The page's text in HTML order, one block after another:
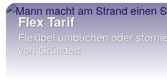
Flex Tarif
Flexibel umbuchen oder
von Gründen